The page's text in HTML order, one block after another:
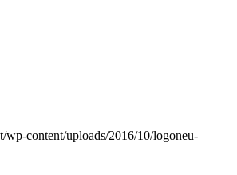
wp-content/uploads/2016/10/logoneu-